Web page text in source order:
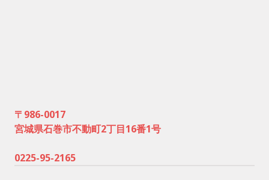
〒986-0017
宮城県石巻市不動町2丁目16番1号
0225-95-2165